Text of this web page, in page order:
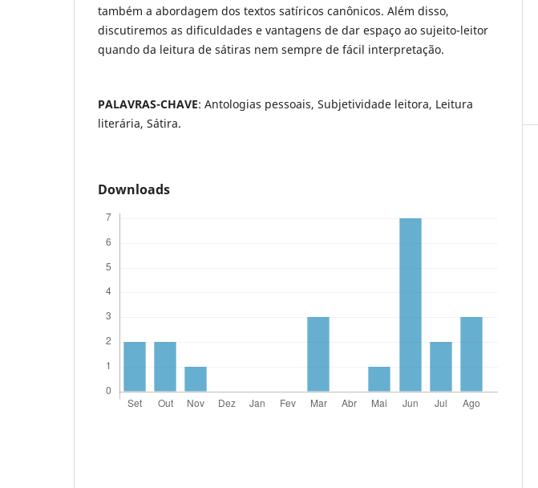
também a abordagem dos textos satíricos canônicos. Além disso,
discutiremos as dificuldades e vantagens de dar espaço ao sujeito-leitor
quando da leitura de sátiras nem sempre de fácil interpretação.
PALAVRAS-CHAVE: Antologias pessoais, Subjetividade leitora, Leitura
literária, Sátira.
Downloads